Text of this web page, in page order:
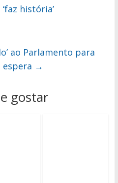
história’
ao Parlamento para
espera →
gostar